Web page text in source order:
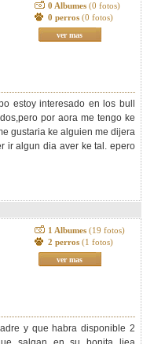
0 Albumes (0 fotos)
0 perros (0 fotos)
ver mas
estoy interesado en los bull
por aora me tengo ke
gustaria ke alguien me dijera
ir algun dia aver ke tal. epero
1 Albumes (19 fotos)
2 perros (1 fotos)
ver mas
y que habra disponible 2